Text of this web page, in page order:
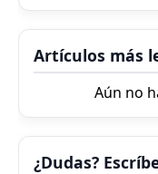
Artículos más
Aún no
¿Dudas?